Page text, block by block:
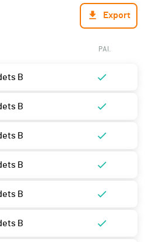
Export
PAI.
B
B
B
B
B
B